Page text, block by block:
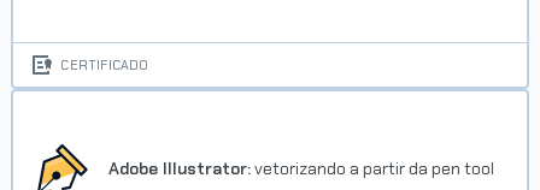
CERTIFICADO
Adobe Illustrator:vetorizando a partir da pen tool